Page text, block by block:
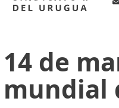
14 de
mundial